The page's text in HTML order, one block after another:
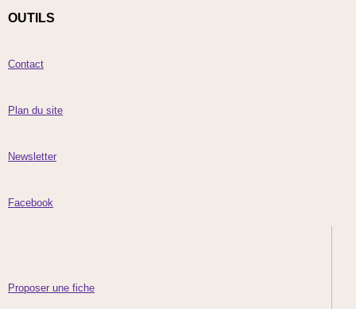
OUTILS
Contact
Plan du site
Newsletter
Facebook
Proposer une fiche